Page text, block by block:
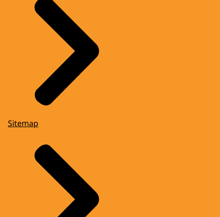
Sitemap